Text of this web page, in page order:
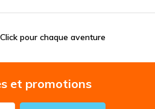
pour chaque aventure
et promotions